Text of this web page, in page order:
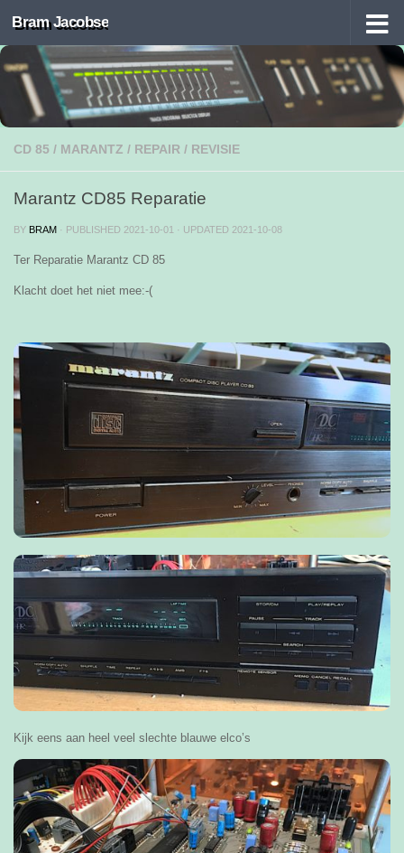
Skip to content
Bram Jacobse
CD 85 / MARANTZ / REPAIR / REVISIE
Marantz CD85 Reparatie
BY BRAM · PUBLISHED 2021-10-01 · UPDATED 2021-10-08
Ter Reparatie Marantz CD 85
Klacht doet het niet mee:-(
Kijk eens aan heel veel slechte blauwe elco’s